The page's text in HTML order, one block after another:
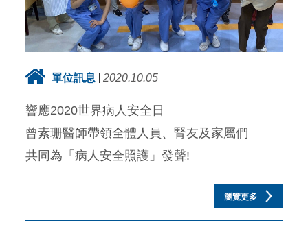
單位訊息 2020.10.05
響應2020世界病人安全日
曾素珊醫師帶領全體人員、腎友及家屬們
共同為「病人安全照護」發聲!
瀏覽更多